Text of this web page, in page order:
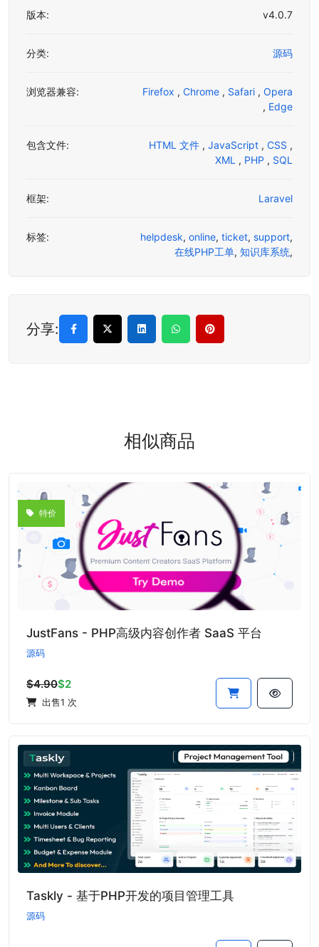
版本: v4.0.7
分类: 源码
浏览器兼容: Firefox , Chrome , Safari , Opera
, Edge
包含文件: HTML 文件 , JavaScript , CSS ,
XML , PHP , SQL
框架: Laravel
标签: helpdesk, online, ticket, support,
在线PHP工单, 知识库系统,
分享:
相似商品
特价
JustFans - PHP高级内容创作者 SaaS 平台
源码
$4.90$2
出售1 次
Taskly - 基于PHP开发的项目管理工具
源码